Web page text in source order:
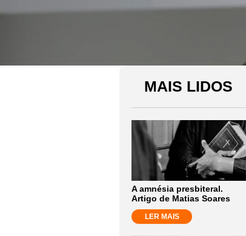
MAIS LIDOS
A amnésia presbiteral.
Artigo de Matias Soares
LER MAIS